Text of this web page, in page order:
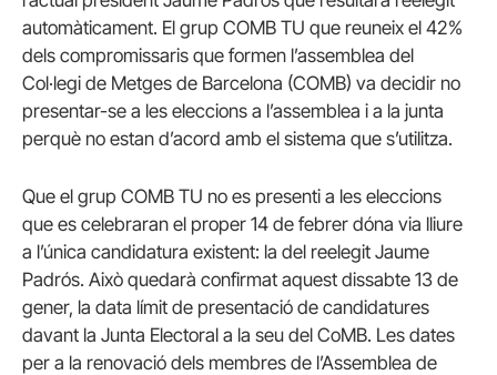
automàticament. El grup COMB TU que reuneix el 42%
dels compromissaris que formen l’assemblea del
Col·legi de Metges de Barcelona (COMB) va decidir no
presentar-se a les eleccions a l’assemblea i a la junta
perquè no estan d’acord amb el sistema que s’utilitza.
Que el grup COMB TU no es presenti a les eleccions
que es celebraran el proper 14 de febrer dóna via lliure
a l’única candidatura existent: la del reelegit Jaume
Padrós. Això quedarà confirmat aquest dissabte 13 de
gener, la data límit de presentació de candidatures
davant la Junta Electoral a la seu del CoMB. Les dates
per a la renovació dels membres de l’Assemblea de